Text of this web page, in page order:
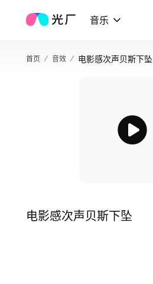
音乐
首页 音效 电影感次声贝斯下坠
电影感次声贝斯下坠